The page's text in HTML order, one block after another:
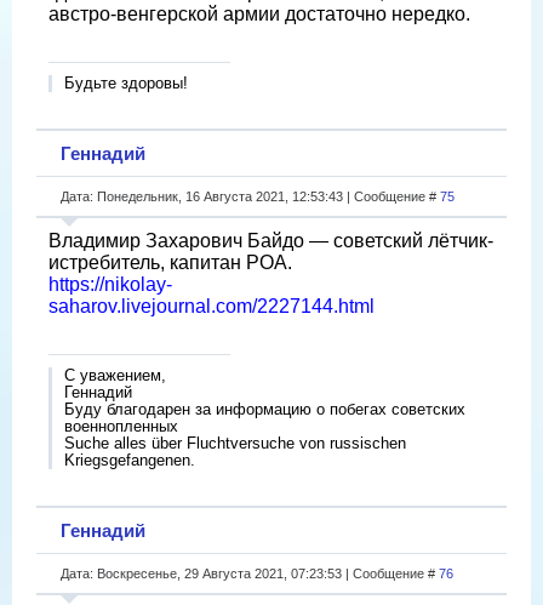
австро-венгерской армии достаточно нередко.
Будьте здоровы!
Геннадий
Дата: Понедельник, 16 Августа 2021, 12:53:43 | Сообщение # 75
Владимир Захарович Байдо — советский лётчик-
истребитель, капитан РОА.
https://nikolay-
saharov.livejournal.com/2227144.html
С уважением,
Геннадий
Буду благодарен за информацию о побегах советских
военнопленных
Suche alles über Fluchtversuche von russischen
Kriegsgefangenen.
Геннадий
Дата: Воскресенье, 29 Августа 2021, 07:23:53 | Сообщение # 76